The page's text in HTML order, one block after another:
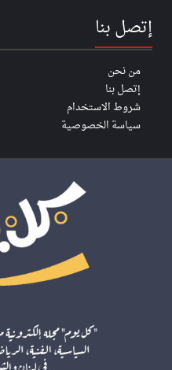
إتصل بنا
من نحن
إتصل بنا
شروط الاستخدام
سياسة الخصوصية